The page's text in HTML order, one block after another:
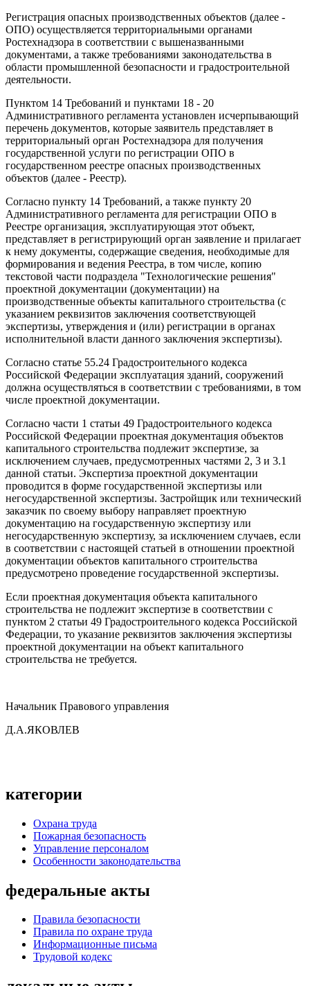
Регистрация опасных производственных объектов (далее -
ОПО) осуществляется территориальными органами
Ростехнадзора в соответствии с вышеназванными
документами, а также требованиями законодательства в
области промышленной безопасности и градостроительной
деятельности.
Пунктом 14 Требований и пунктами 18 - 20
Административного регламента установлен исчерпывающий
перечень документов, которые заявитель представляет в
территориальный орган Ростехнадзора для получения
государственной услуги по регистрации ОПО в
государственном реестре опасных производственных
объектов (далее - Реестр).
Согласно пункту 14 Требований, а также пункту 20
Административного регламента для регистрации ОПО в
Реестре организация, эксплуатирующая этот объект,
представляет в регистрирующий орган заявление и прилагает
к нему документы, содержащие сведения, необходимые для
формирования и ведения Реестра, в том числе, копию
текстовой части подраздела "Технологические решения"
проектной документации (документации) на
производственные объекты капитального строительства (с
указанием реквизитов заключения соответствующей
экспертизы, утверждения и (или) регистрации в органах
исполнительной власти данного заключения экспертизы).
Согласно статье 55.24 Градостроительного кодекса
Российской Федерации эксплуатация зданий, сооружений
должна осуществляться в соответствии с требованиями, в том
числе проектной документации.
Согласно части 1 статьи 49 Градостроительного кодекса
Российской Федерации проектная документация объектов
капитального строительства подлежит экспертизе, за
исключением случаев, предусмотренных частями 2, 3 и 3.1
данной статьи. Экспертиза проектной документации
проводится в форме государственной экспертизы или
негосударственной экспертизы. Застройщик или технический
заказчик по своему выбору направляет проектную
документацию на государственную экспертизу или
негосударственную экспертизу, за исключением случаев, если
в соответствии с настоящей статьей в отношении проектной
документации объектов капитального строительства
предусмотрено проведение государственной экспертизы.
Если проектная документация объекта капитального
строительства не подлежит экспертизе в соответствии с
пунктом 2 статьи 49 Градостроительного кодекса Российской
Федерации, то указание реквизитов заключения экспертизы
проектной документации на объект капитального
строительства не требуется.
Начальник Правового управления
Д.А.ЯКОВЛЕВ
категории
Охрана труда
Пожарная безопасность
Управление персоналом
Особенности законодательства
федеральные акты
Правила безопасности
Правила по охране труда
Информационные письма
Трудовой кодекс